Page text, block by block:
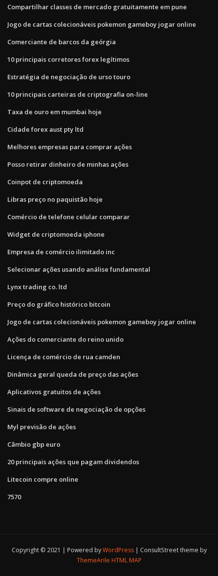
Compartilhar classes de mercado gratuitamente em pune
Jogo de cartas colecionáveis ​​pokemon gameboy jogar online
Comerciante de barcos da geórgia
10 principais corretores forex legítimos
Estratégia de negociação de urso touro
10 principais carteiras de criptografia on-line
Taxa de ouro em mumbai hoje
Cidade forex aust pty ltd
Melhores empresas para comprar ações
Posso retirar dinheiro de minhas ações
Coinpot de criptomoeda
Libras preço no paquistão hoje
Comércio de telefone celular comparar
Widget de criptomoeda iphone
Empresa de comércio ilimitado inc
Selecionar ações usando análise fundamental
Lynx trading co. ltd
Preço do gráfico histórico bitcoin
Jogo de cartas colecionáveis ​​pokemon gameboy jogar online
Ações do comerciante do reino unido
Licença de comércio de rua camden
Dinâmica geral queda de preço das ações
Aplicativos gratuitos de ações
Sinais de software de negociação de opções
Myl previsão de ações
Câmbio gbp euro
20 principais ações que pagam dividendos
Litecoin compre online
7570
Copyright © 2021 | Powered byWordPress
ConsultStreet theme by
ThemeArile HTML MAP